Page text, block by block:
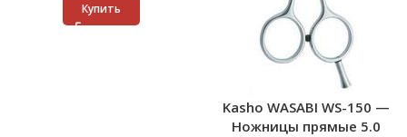
Купить
Kasho WASABI WS-150 —
Ножницы прямые 5.0